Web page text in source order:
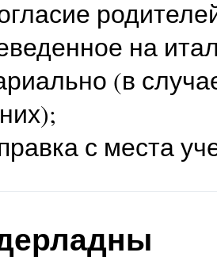
на
(в
с места